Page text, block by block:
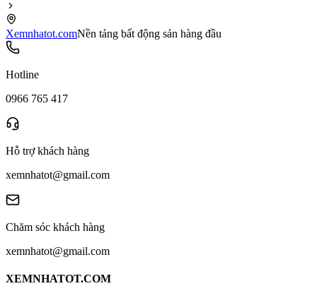
Xemnhatot.comNền tảng bất động sản hàng đầu
Hotline
0966 765 417
Hỗ trợ khách hàng
xemnhatot@gmail.com
Chăm sóc khách hàng
xemnhatot@gmail.com
XEMNHATOT.COM